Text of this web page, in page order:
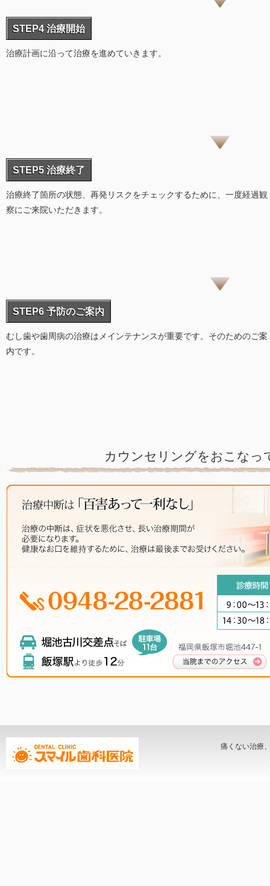
STEP4 治療開始
治療計画に沿って治療を進めていきます。
STEP5 治療終了
治療終了箇所の状態、再発リスクをチェックするために、一度経過観
察にご来院いただきます。
STEP6 予防のご案内
むし歯や歯周病の治療はメインテナンスが重要です。そのためのご案
内です。
カウンセリングをおこなっ
痛くない治療